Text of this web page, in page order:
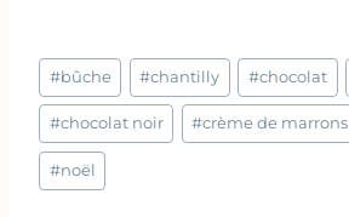
Étiquettes
de
la
publication :
#bûche #chantilly #chocolat
#chocolat noir #crème de marrons
#noël